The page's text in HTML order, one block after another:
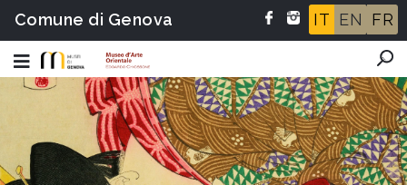
Comune di Genova IT EN FR